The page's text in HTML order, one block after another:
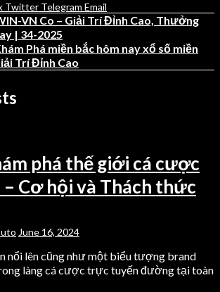
Twitter Telegram Email
VN Co – Giải Trí Đỉnh Cao, Thưởng
| 34-2025
Phá miền bắc hôm nay xổ số miền
Trí Đỉnh Cao
phá thế giới cá cược
Cơ hội và Thách thức
June 16, 2024
nổi lên cũng như một biểu tượng brand
làng cá cược trực tuyến đường tại toàn